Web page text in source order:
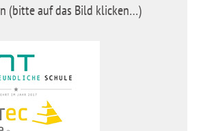
(bitte auf das Bild klicken…)